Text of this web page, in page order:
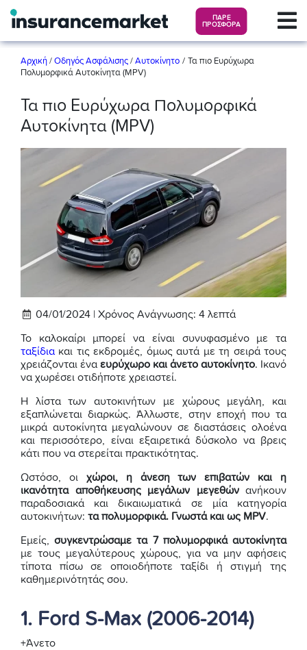
ΠΑΡΕ
ΠΡΟΣΦΟΡΑ
Αρχική / Οδηγός Ασφάλισης / Αυτοκίνητο / Τα πιο Ευρύχωρα
Πολυμορφικά Αυτοκίνητα (MPV)
Τα πιο Ευρύχωρα Πολυμορφικά
Αυτοκίνητα (MPV)
04/01/2024 | Χρόνος Ανάγνωσης: 4 λεπτά
Το καλοκαίρι μπορεί να είναι συνυφασμένο με τα
ταξίδια και τις εκδρομές, όμως αυτά με τη σειρά τους
χρειάζονται ένα ευρύχωρο και άνετο αυτοκίνητο. Ικανό
να χωρέσει οτιδήποτε χρειαστεί.
Η λίστα των αυτοκινήτων με χώρους μεγάλη, και
εξαπλώνεται διαρκώς. Άλλωστε, στην εποχή που τα
μικρά αυτοκίνητα μεγαλώνουν σε διαστάσεις ολοένα
και περισσότερο, είναι εξαιρετικά δύσκολο να βρεις
κάτι που να στερείται πρακτικότητας.
Ωστόσο, οι χώροι, η άνεση των επιβατών και η
ικανότητα αποθήκευσης μεγάλων μεγεθώνανήκουν
παραδοσιακά και δικαιωματικά σε μία κατηγορία
αυτοκινήτων: τα πολυμορφικά. Γνωστά και ως MPV.
Εμείς,συγκεντρώσαμε τα 7 πολυμορφικά αυτοκίνητα
με τους μεγαλύτερους χώρους, για να μην αφήσεις
τίποτα πίσω σε οποιοδήποτε ταξίδι ή στιγμή της
καθημερινότητάς σου.
1. Ford S-Max (2006-2014)
+Άνετο